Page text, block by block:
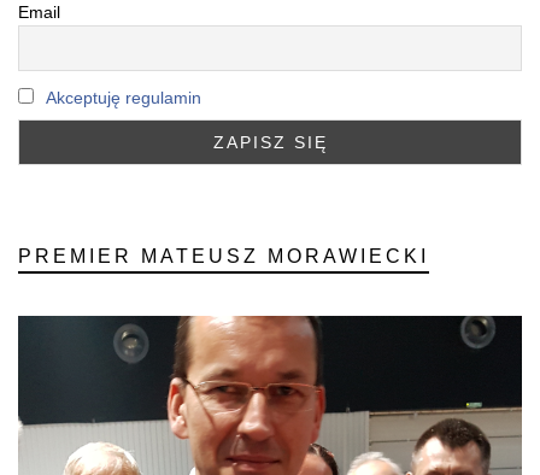
Email
Akceptuję regulamin
PREMIER MATEUSZ MORAWIECKI